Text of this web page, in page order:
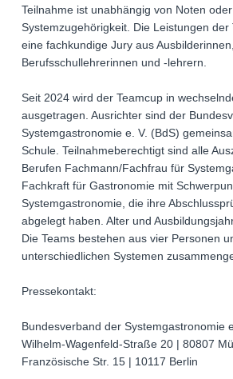
Teilnahme ist unabhängig von Noten oder
Systemzugehörigkeit. Die Leistungen der
eine fachkundige Jury aus
Berufsschullehrerinnen und -lehrern.
Seit 2024 wird der Teamcup in
ausgetragen. Ausrichter sind der
Systemgastronomie e. V. (BdS)
Schule. Teilnahmeberechtigt sind alle
Berufen Fachmann/Fachfrau für
Fachkraft für Gastronomie mit
Systemgastronomie, die ihre
abgelegt haben. Alter und
Die Teams bestehen aus vier Personen
unterschiedlichen Systemen
Pressekontakt:
Bundesverband der Systemgastronomie
Wilhelm-Wagenfeld-Straße 20 | 80807
Französische Str. 15 | 10117 Berlin